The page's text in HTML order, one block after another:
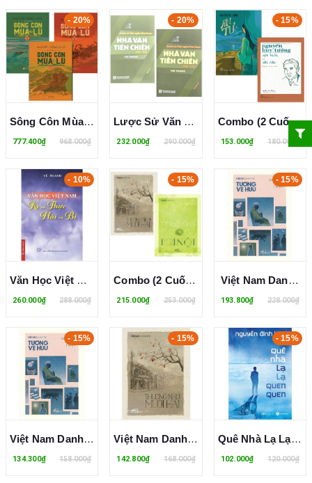
- 20%
Sông Côn Mùa Lũ (Bộ 3 Tập) Nguyễn Mộng Giác
777.400₫ 968.000₫
- 20%
Lược Sử Văn Nghệ Việt Nam: Nhà Văn Tiền Chiến - 1930-1945 (Bộ 2 Quyển) Thế Phong
232.000₫ 290.000₫
- 15%
Combo (2 Cuốn sách) An Tư + Một Thời Và Mãi Mãi (Nguyễn Huy Tưởng)
153.000₫ 180.000₫
- 10%
Văn Học Việt Nam: Kì Và Thực - Hài Và Bi - Vũ Thanh
260.000₫ 288.000₫
- 15%
Combo (2 Cuốn Sách) Việt Nam Danh Tác: Thương Nhớ Mười Hai + Miếng Ngon Hà Nội (Vũ Bằng)
215.000₫ 253.000₫
- 15%
Việt Nam Danh Tác - Tướng Về Hưu (Bìa Cứng) Nguyễn Huy Thiệp
193.800₫ 228.000₫
- 15%
Việt Nam Danh Tác - Tướng Về Hưu - Nguyễn Huy Thiệp
134.300₫ 158.000₫
- 15%
Việt Nam Danh Tác - Thương Nhớ Mười Hai - Vũ Bằng
142.800₫ 168.000₫
- 15%
Quê Nhà Lạ Lạ Quen Quen - Nguyễn Đình Lộc
102.000₫ 120.000₫